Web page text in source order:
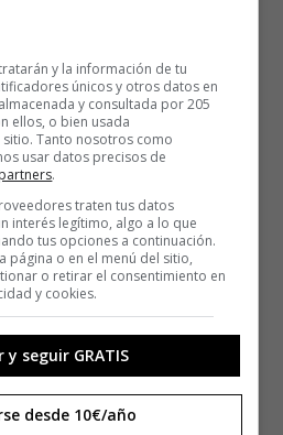
poemas dentro de un poema,
despierte en quien lo lee o lo
escucha.
en un infierno cabe,
a un desengaño;
lo probó lo sabe.
y la información de tu
únicos y otros datos en
y consultada por 205
ellos, o bien usada
Tanto nosotros como
usar datos precisos de
.
traten tus datos
interés legítimo, algo a lo que
tus opciones a continuación.
página o en el menú del sitio,
o retirar el consentimiento en
y cookies.
y seguir GRATIS
desde 10€/año